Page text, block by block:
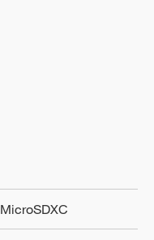
MicroSDXC